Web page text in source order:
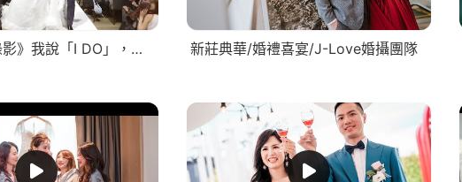
《台中婚禮錄影》我說「I DO」，他說「YES」/早儀晚宴SDE 新莊典華/婚禮喜宴/J-Love婚攝團隊